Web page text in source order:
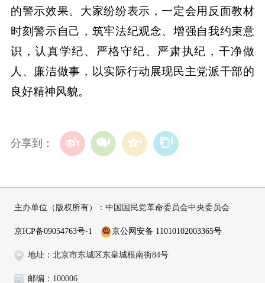
的警示效果。大家纷纷表示，一定会用反面教材
时刻警示自己，筑牢法纪观念、增强自我约束意
识，认真学纪、严格守纪、严肃执纪，干净做
人、廉洁做事，以实际行动展现民主党派干部的
良好精神风貌。
分享到：
主办单位（版权所有）：中国国民党革命委员会中央委员会
京ICP备09054763号-1 京公网安备 11010102003365号
地址：北京市东城区东皇城根南街84号
邮编：100006